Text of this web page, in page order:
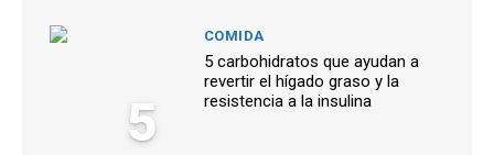
5
COMIDA
5 carbohidratos que ayudan a
revertir el hígado graso y la
resistencia a la insulina